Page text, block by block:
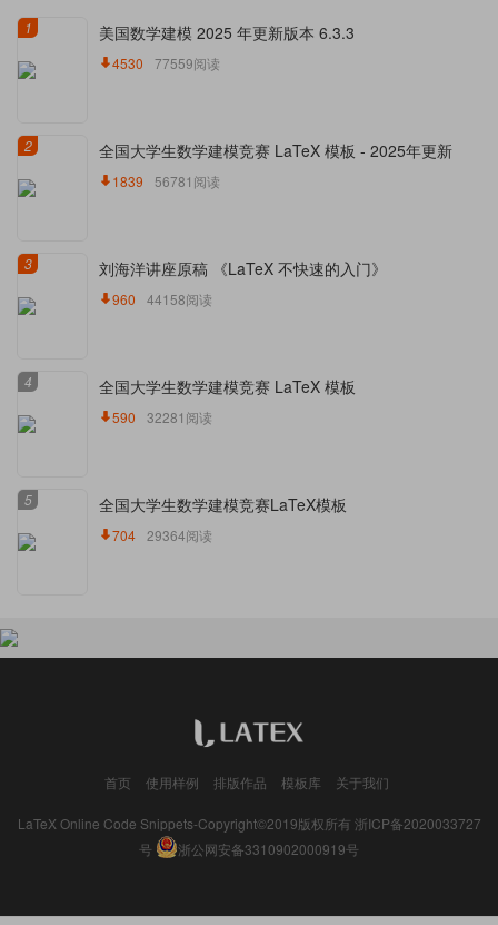
1 美国数学建模 2025 年更新版本 6.3.3
4530 77559阅读
2 全国大学生数学建模竞赛 LaTeX 模板 - 2025年更新
1839 56781阅读
3 刘海洋讲座原稿 《LaTeX 不快速的入门》
960 44158阅读
4 全国大学生数学建模竞赛 LaTeX 模板
590 32281阅读
5 全国大学生数学建模竞赛LaTeX模板
704 29364阅读
首页 使用样例 排版作品 模板库 关于我们
LaTeX Online Code Snippets-Copyright©2019版权所有 浙ICP备2020033727
号
浙公网安备3310902000919号